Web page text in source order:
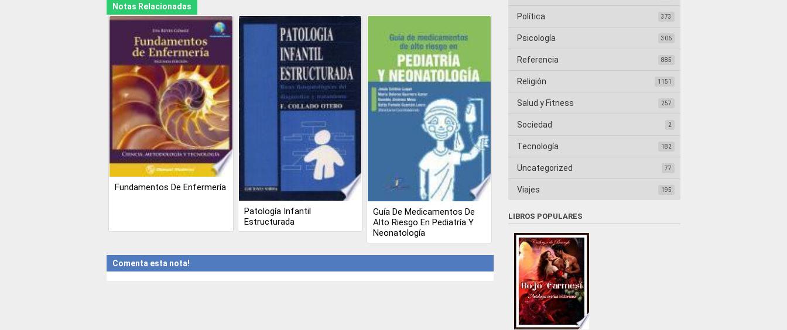
Notas Relacionadas
Fundamentos De Enfermería
Patología Infantil
Estructurada
Guía De Medicamentos De
Alto Riesgo En Pediatría Y
Neonatología
Comenta esta nota!
Política 373
Psicología 306
Referencia 885
Religión 1151
Salud y Fitness 257
Sociedad 2
Tecnología 182
Uncategorized 77
Viajes 195
LIBROS POPULARES